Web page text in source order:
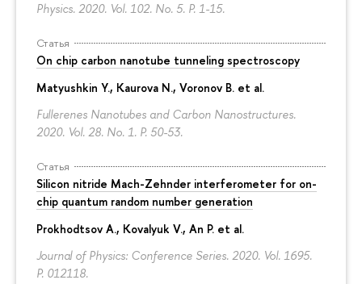
Physics. 2020. Vol. 102. No. 5. P. 1-15.
Статья
On chip carbon nanotube tunneling spectroscopy
Matyushkin Y., Kaurova N., Voronov B. et al.
Fullerenes Nanotubes and Carbon Nanostructures.
2020. Vol. 28. No. 1. P. 50-53.
Статья
Silicon nitride Mach-Zehnder interferometer for on-
chip quantum random number generation
Prokhodtsov A., Kovalyuk V., An P. et al.
Journal of Physics: Conference Series. 2020. Vol. 1695.
P. 012118.